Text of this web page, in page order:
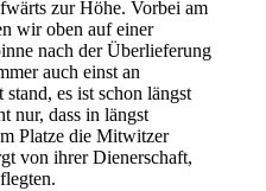
zur Höhe. Vorbei am
wir oben auf einer
nach der Überlieferung
auch einst an
stand, es ist schon längst
nur, dass in längst
Platze die Mitwitzer
von ihrer Dienerschaft,